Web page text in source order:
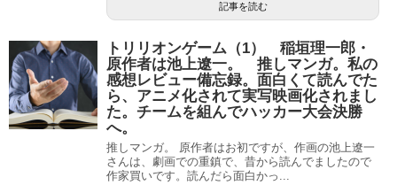
記事を読む
トリリオンゲーム（1） 稲垣理一郎・
原作者は池上遼一。 推しマンガ。私の
感想レビュー備忘録。面白くて読んでた
ら、アニメ化されて実写映画化されまし
た。チームを組んでハッカー大会決勝
へ。
推しマンガ。 原作者はお初ですが、作画の池上遼一
さんは、劇画での重鎮で、昔から読んでましたので
作家買いです。読んだら面白かっ...